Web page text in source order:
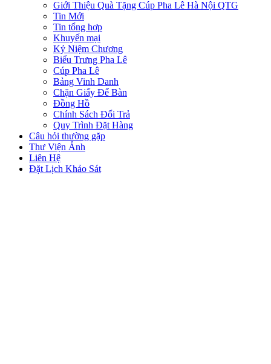
Giới Thiệu Quà Tặng Cúp Pha Lê Hà Nội QTG
Tin Mới
Tin tổng hợp
Khuyến mại
Kỷ Niệm Chương
Biểu Trưng Pha Lê
Cúp Pha Lê
Bảng Vinh Danh
Chặn Giấy Để Bàn
Đồng Hồ
Chính Sách Đổi Trả
Quy Trình Đặt Hàng
Câu hỏi thường gặp
Thư Viện Ảnh
Liên Hệ
Đặt Lịch Khảo Sát